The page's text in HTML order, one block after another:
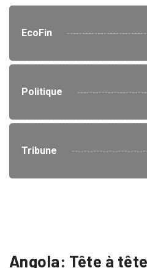
EcoFin
Politique
Tribune
Angola: Tête à